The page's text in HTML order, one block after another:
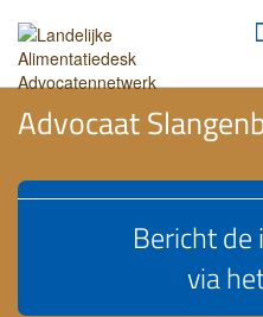
Advocaat
Bericht
via